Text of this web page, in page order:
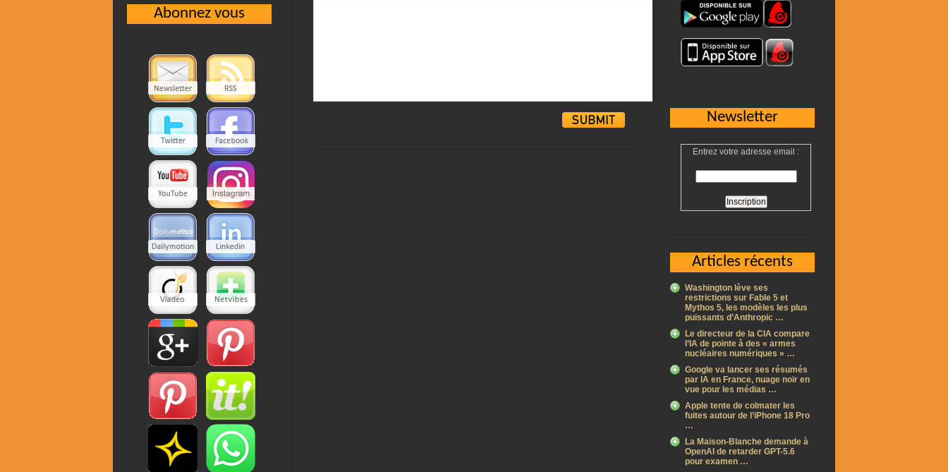
Newsletter
Entrez votre adresse email :
Articles récents
Washington lève ses
restrictions sur Fable 5 et
Mythos 5, les modèles les plus
puissants d’Anthropic …
Le directeur de la CIA compare
l’IA de pointe à des « armes
nucléaires numériques » …
Google va lancer ses résumés
par IA en France, nuage noir en
vue pour les médias …
Apple tente de colmater les
fuites autour de l’iPhone 18 Pro
…
La Maison-Blanche demande à
OpenAI de retarder GPT-5.6
pour examen …
Abonnez vous